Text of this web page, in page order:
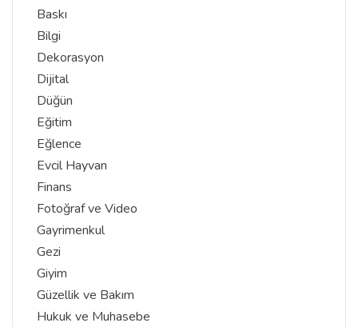
Baskı
Bilgi
Dekorasyon
Dijital
Düğün
Eğitim
Eğlence
Evcil Hayvan
Finans
Fotoğraf ve Video
Gayrimenkul
Gezi
Giyim
Güzellik ve Bakım
Hukuk ve Muhasebe